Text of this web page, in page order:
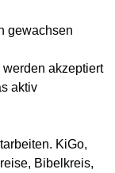
gewachsen
akzeptiert
aktiv
KiGo,
Bibelkreis,